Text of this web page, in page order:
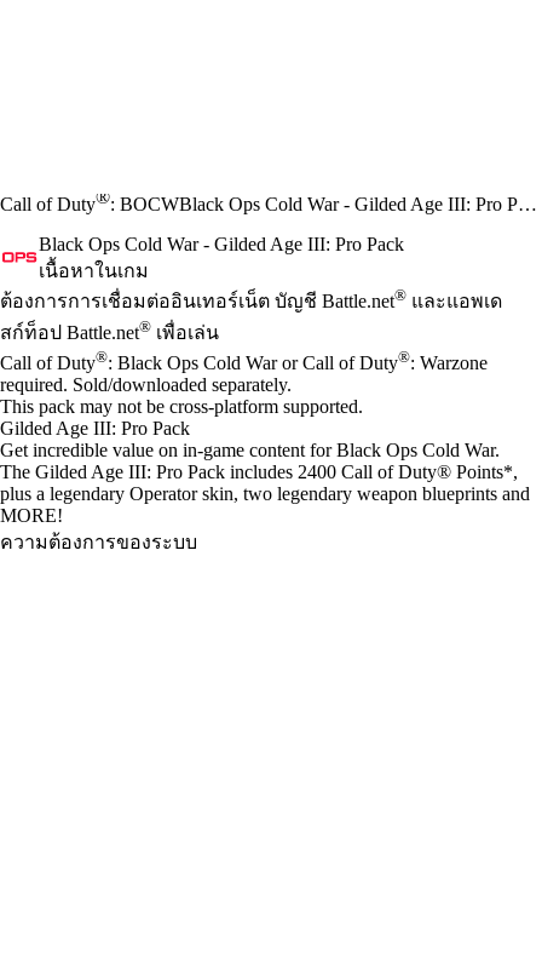
Call of Duty®: BOCW
Black Ops Cold War - Gilded Age III: Pro Pack
Black Ops Cold War - Gilded Age III: Pro Pack
เนื้อหาในเกม
ราคา
Available actions
ต้องการการเชื่อมต่ออินเทอร์เน็ต บัญชี Battle.net® และแอพเด
สก์ท็อป Battle.net® เพื่อเล่น
Call of Duty®: Black Ops Cold War or Call of Duty®: Warzone
required. Sold/downloaded separately.
This pack may not be cross-platform supported.
Gilded Age III: Pro Pack
Get incredible value on in-game content for Black Ops Cold War.
The Gilded Age III: Pro Pack includes 2400 Call of Duty® Points*,
plus a legendary Operator skin, two legendary weapon blueprints and
MORE!
ความต้องการของระบบ